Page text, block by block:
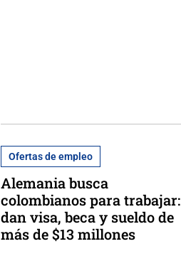
Ofertas de empleo
Alemania busca
colombianos para trabajar:
dan visa, beca y sueldo de
más de $13 millones